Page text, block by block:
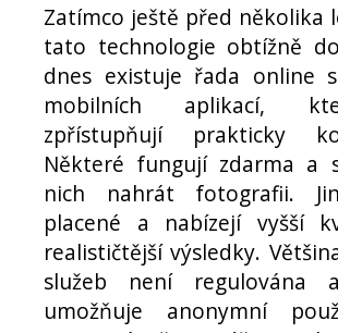
Zatímco ještě před několika
tato technologie obtížně
dnes existuje řada online
mobilních aplikací,
zpřístupňují prakticky
Některé fungují zdarma a
nich nahrát fotografii.
placené a nabízejí vyšší
realističtější výsledky.
služeb není regulována
umožňuje anonymní